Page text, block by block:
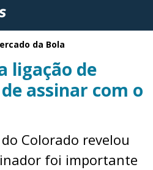
da Bola
ligação de
assinar com o
Colorado revelou
foi importante